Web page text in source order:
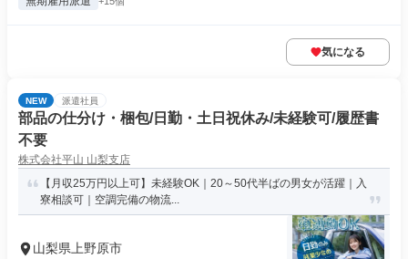
気になる
NEW 派遣社員
部品の仕分け・梱包/日勤・土日祝休み/未経験可/履歴書
不要
株式会社平山 山梨支店
【月収25万円以上可】未経験OK｜20～50代半ばの男女が活躍｜入
寮相談可｜空調完備の物流...
山梨県上野原市